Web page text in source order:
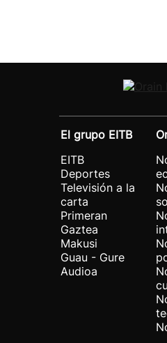
El grupo EITB
EITB
Deportes
Televisión a la
carta
Primeran
Gaztea
Makusi
Guau - Gure
Audioa